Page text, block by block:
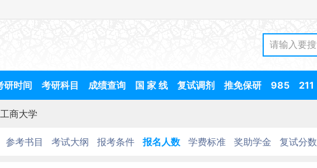
研时间 考研科目 成绩查询 国 家 线 复试调剂 推免保研 985 211
商大学
参考书目 考试大纲 报考条件 报名人数 学费标准 奖助学金 复试分数